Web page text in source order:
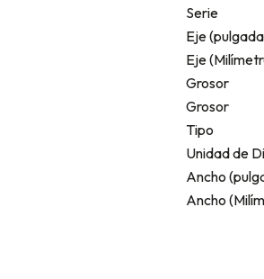
Serie
Eje
Eje
Grosor
Grosor
Tipo
Unidad de
Ancho
Ancho